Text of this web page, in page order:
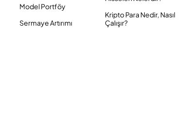
Model Portföy
Sermaye Artırımı
Kripto Para Nedir, Nasıl
Çalışır?